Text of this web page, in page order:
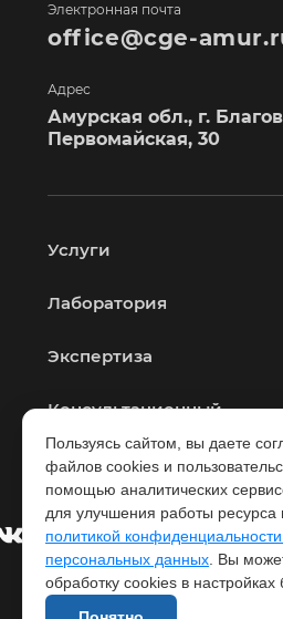
Электронная почта
office@cge-
Адрес
Амурская обл., г.
Первомайская, 30
Услуги
Лаборатория
Экспертиза
Консультационный
© 2026 ФБУЗ «Центр
Пользуясь сайтом, вы даете
файлов cookies и
помощью аналитических
для улучшения работы ресурса
политикой
персональных данных . Вы
обработку cookies в настройках